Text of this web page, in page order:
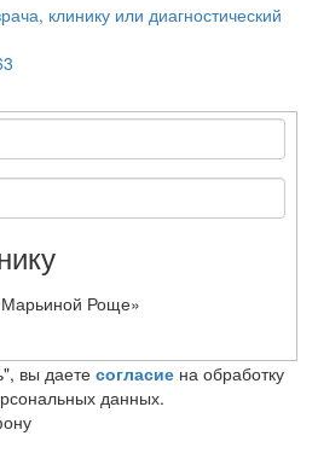
клинику или диагностический
Роще»
вы даете согласиена обработку
данных.